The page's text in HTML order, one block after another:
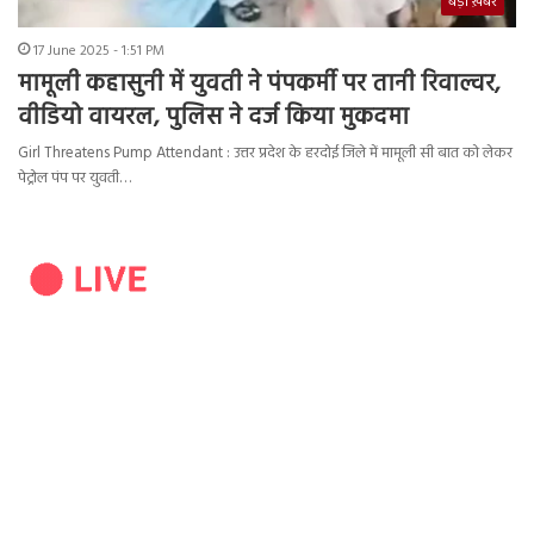
17 June 2025 - 1:51 PM
मामूली कहासुनी में युवती ने पंपकर्मी पर तानी रिवाल्वर,
वीडियो वायरल, पुलिस ने दर्ज किया मुकदमा
Girl Threatens Pump Attendant : उत्तर प्रदेश के हरदोई जिले में मामूली सी बात को लेकर
पेट्रोल पंप पर युवती…